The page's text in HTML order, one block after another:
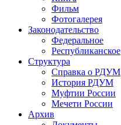
Фильм
Фотогалерея
Законодательство
Федеральное
Республиканское
Структура
Справка о РДУМ
История РДУМ
Муфтии России
Мечети России
Архив